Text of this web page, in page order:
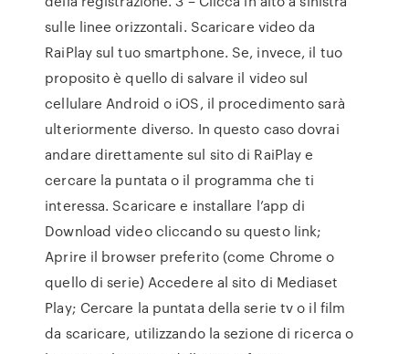
sulle linee orizzontali. Scaricare video da
RaiPlay sul tuo smartphone. Se, invece, il tuo
proposito è quello di salvare il video sul
cellulare Android o iOS, il procedimento sarà
ulteriormente diverso. In questo caso dovrai
andare direttamente sul sito di RaiPlay e
cercare la puntata o il programma che ti
interessa. Scaricare e installare l’app di
Download video cliccando su questo link;
Aprire il browser preferito (come Chrome o
quello di serie) Accedere al sito di Mediaset
Play; Cercare la puntata della serie tv o il film
da scaricare, utilizzando la sezione di ricerca o